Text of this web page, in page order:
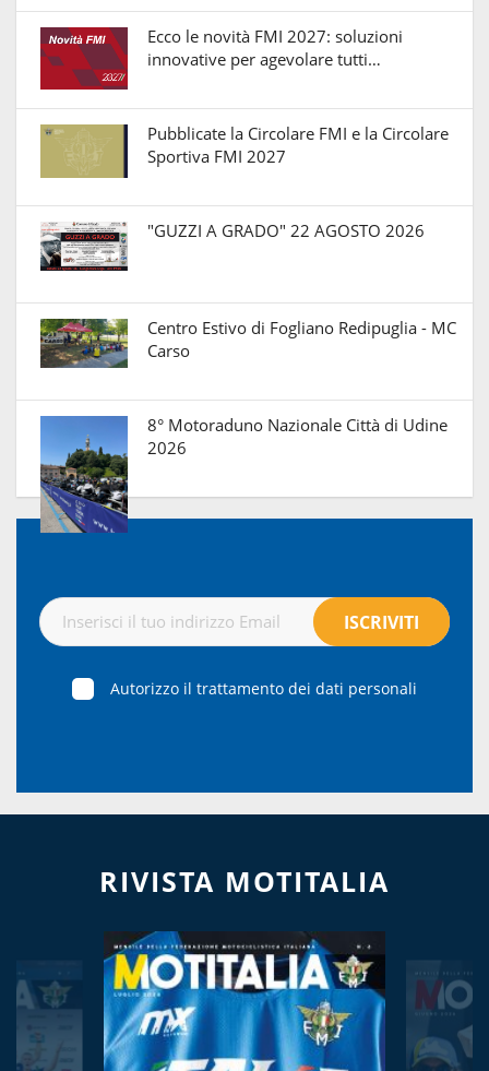
Ecco le novità FMI 2027: soluzioni
innovative per agevolare tutti…
Pubblicate la Circolare FMI e la Circolare
Sportiva FMI 2027
"GUZZI A GRADO" 22 AGOSTO 2026
Centro Estivo di Fogliano Redipuglia - MC
Carso
8° Motoraduno Nazionale Città di Udine
2026
Autorizzo il trattamento dei dati personali
RIVISTA MOTITALIA